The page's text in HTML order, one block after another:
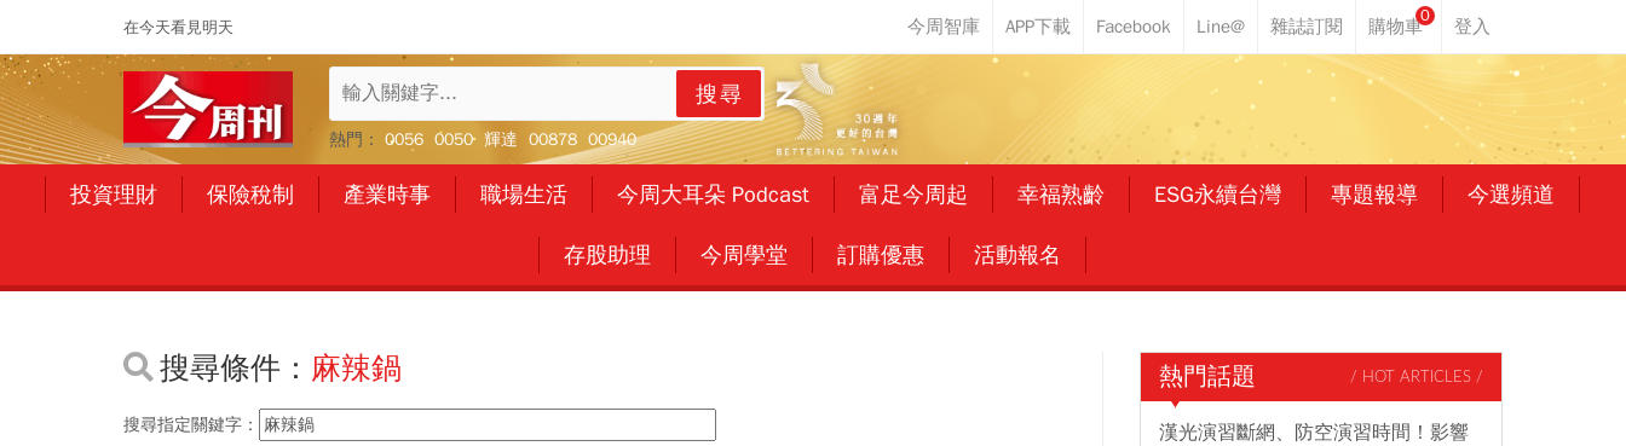
在今天看見明天
0
搜尋
熱門： 0056 0050 輝達 00878 00940
投資理財 保險稅制 產業時事 職場生活 今周大耳朵 Podcast 富足今周起 幸福熟齡 ESG永續台灣 專題報導 今選頻道
存股助理 今周學堂 訂購優惠 活動報名
搜尋條件： 麻辣鍋
搜尋指定關鍵字：
熱門話題 / HOT ARTICLES /
漢光演習斷網、防空演習時間！影響